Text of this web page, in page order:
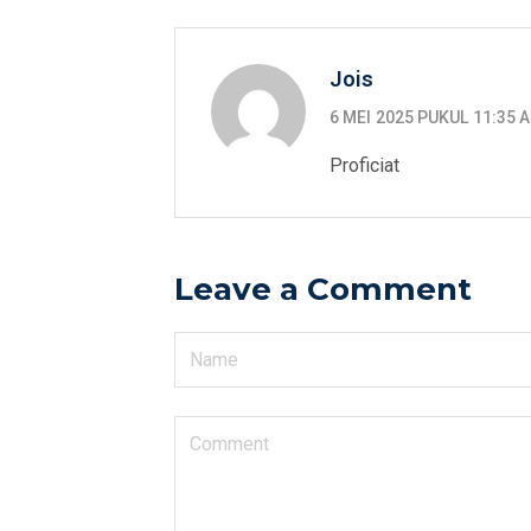
Jois
6 MEI 2025 PUKUL 11:35
Proficiat
Leave a Comment